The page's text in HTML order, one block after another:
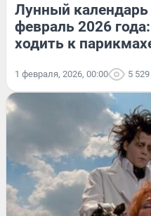
Лунный
февраль 2026
ходить к
1 февраля, 2026, 00:00 5 529